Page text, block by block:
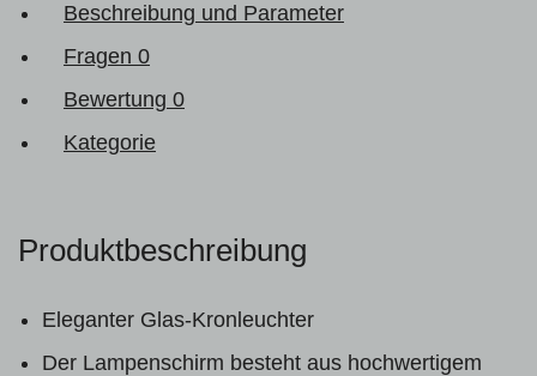
Beschreibung und Parameter
Fragen 0
Bewertung 0
Kategorie
Produktbeschreibung
Eleganter Glas-Kronleuchter
Der Lampenschirm besteht aus hochwertigem